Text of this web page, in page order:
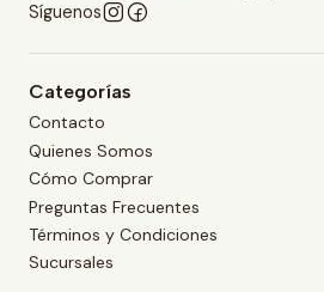
Síguenos
Categorías
Contacto
Quienes Somos
Cómo Comprar
Preguntas Frecuentes
Términos y Condiciones
Sucursales